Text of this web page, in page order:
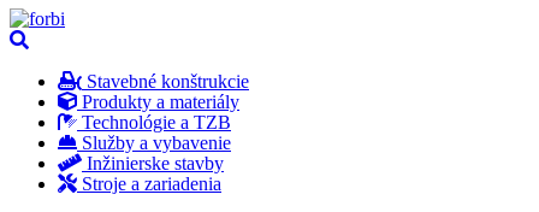
Stavebné konštrukcie
Produkty a materiály
Technológie a TZB
Služby a vybavenie
Inžinierske stavby
Stroje a zariadenia